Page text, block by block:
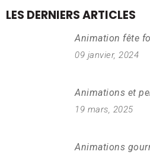
LES DERNIERS ARTICLES
Animation fête
09 janvier, 2024
Animations et
19 mars, 2025
Animations